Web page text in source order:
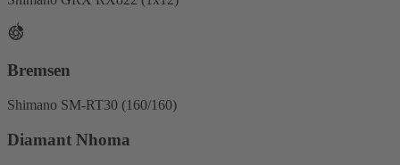
Bremsen
Shimano SM-RT30 (160/160)
Diamant Nhoma